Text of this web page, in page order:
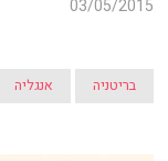
03/05/2015
בריטניה אנגליה